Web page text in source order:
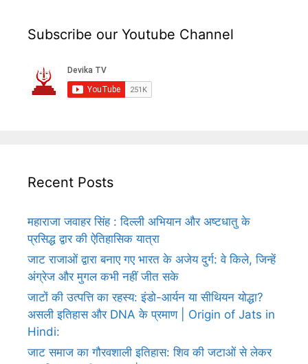
Subscribe our Youtube Channel
Recent Posts
महाराजा जवाहर सिंह : दिल्ली अभियान और अष्टधातु के
प्रसिद्ध द्वार की ऐतिहासिक यात्रा
जाट राजाओं द्वारा बनाए गए भारत के अजेय दुर्ग: वे किले, जिन्हें
अंग्रेज और मुगल कभी नहीं जीत सके
जाटों की उत्पत्ति का रहस्य: इंडो-आर्यन या सीथियन योद्धा?
असली इतिहास और DNA के प्रमाण | Origin of Jats in
Hindi:
जाट समाज का गौरवशाली इतिहास: शिव की जटाओं से लेकर